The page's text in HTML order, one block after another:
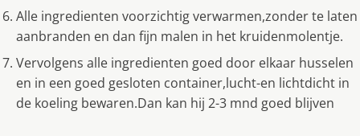
Alle ingredienten voorzichtig verwarmen,zonder te laten
aanbranden en dan fijn malen in het kruidenmolentje.
Vervolgens alle ingredienten goed door elkaar husselen
en in een goed gesloten container,lucht-en lichtdicht in
de koeling bewaren.Dan kan hij 2-3 mnd goed blijven